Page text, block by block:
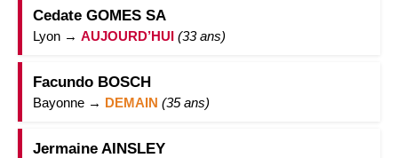
Cedate GOMES SA
Lyon → AUJOURD’HUI (33 ans)
Facundo BOSCH
Bayonne → DEMAIN (35 ans)
Jermaine AINSLEY